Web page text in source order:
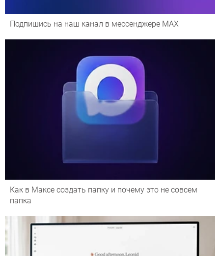
Подпишись на наш канал в мессенджере МАХ
Как в Максе создать папку и почему это не совсем
папка